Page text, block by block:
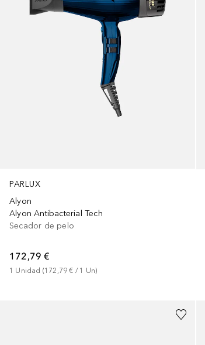
PARLUX
Alyon
Alyon Antibacterial Tech
Secador de pelo
172,79 €
1 Unidad (172,79 € / 1 Un)